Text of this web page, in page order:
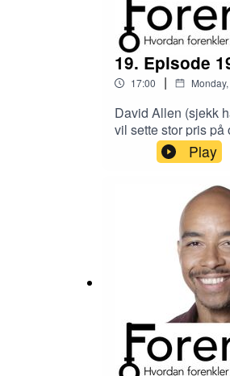
19. Episode
17:00 |
David Allen (sjekk
vil sette stor pris
den nye
Play